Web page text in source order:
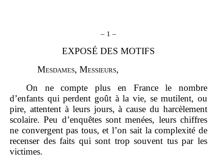
– 1 –
EXPOSÉ DES MOTIFS
Mesdames, Messieurs,
On ne compte plus en France le nombre
d’enfants qui perdent goût à la vie, se mutilent, ou
pire, attentent à leurs jours, à cause du harcèlement
scolaire. Peu d’enquêtes sont menées, leurs chiffres
ne convergent pas tous, et l’on sait la complexité de
recenser des faits qui sont trop souvent tus par les
victimes.